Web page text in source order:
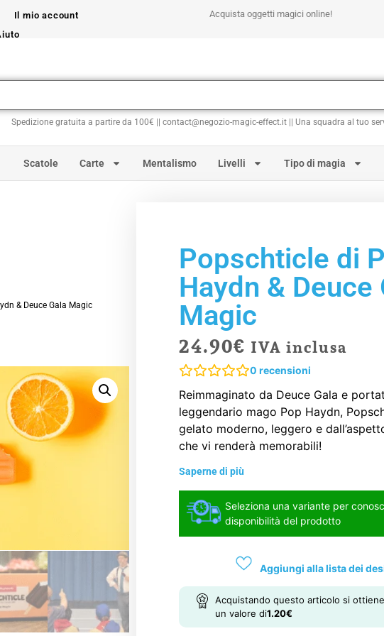
Il mio account
Acquista oggetti magici online!
Spedizione gratuita a partire da 100€ || contact@negozio-magic-effect.it || Una squadra al tuo
Scatole Carte Mentalismo Livelli Tipo di magia
& Deuce Gala Magic
Popschticle di
Haydn & Deuce
Magic
24.90€ IVA inclusa
0 recensioni
Reimmaginato da Deuce Gala e
leggendario mago Pop Haydn,
gelato moderno, leggero e
che vi renderà memorabili!
Saperne di più
Seleziona una variante per
disponibilità del prodotto
Aggiungi alla lista dei
Acquistando questo articolo si ottiene
un valore di1.20€